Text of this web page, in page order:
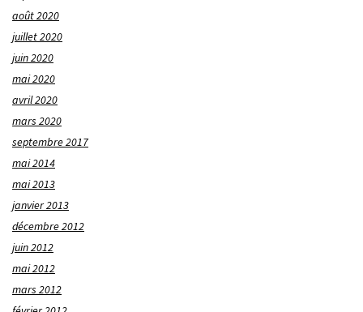
août 2020
juillet 2020
juin 2020
mai 2020
avril 2020
mars 2020
septembre 2017
mai 2014
mai 2013
janvier 2013
décembre 2012
juin 2012
mai 2012
mars 2012